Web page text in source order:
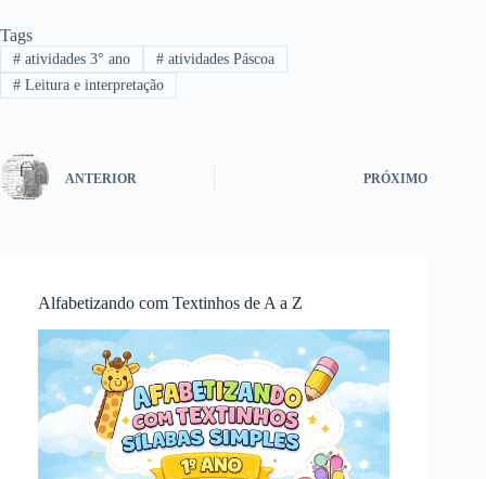
Tags
#atividades 3° ano #atividades Páscoa
#Leitura e interpretação
ANTERIOR PRÓXIMO
Alfabetizando com Textinhos de A a Z